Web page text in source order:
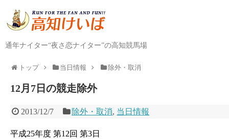
通年ナイター“夜さ恋ナイター”の高知競馬場
トップ 当日情報 除外・取消
12月7日の競走除外
2013/12/7 除外・取消, 当日情報
平成25年度 第12回 第3日